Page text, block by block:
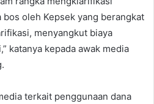
bos oleh Kepsek yang berangkat
menyangkut biaya
katanya kepada awak media
terkait penggunaan dana